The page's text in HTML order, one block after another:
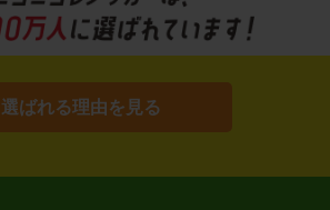
選ばれる理由を見る